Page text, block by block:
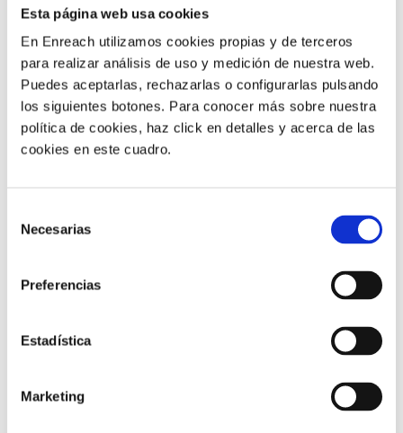
Esta página web usa cookies
En Enreach utilizamos cookies propias y de terceros
para realizar análisis de uso y medición de nuestra web.
Puedes aceptarlas, rechazarlas o configurarlas pulsando
los siguientes botones. Para conocer más sobre nuestra
política de cookies, haz click en detalles y acerca de las
cookies en este cuadro.
Necesarias
Preferencias
Estadística
Marketing
conscientes de los potenciales
soluciones de colaboración. Sin embargo, las
empresas pierden dinero por el retraso y la
lentitud en su implantación efectiva.
Las tecnologías de colaboración de próxima
generación impulsarán la participación de los
desean mejorar las capacidades de colaboración,
lo que se traducirá en una mejora e
incremento
empresariales
En conclusión, según el estudio elaborado por Forrester,
estamos en el momento idóneo para que las empresas
evalúen si las tecnologías de colaboración
implementadas en las oficinas van al ritmo de la